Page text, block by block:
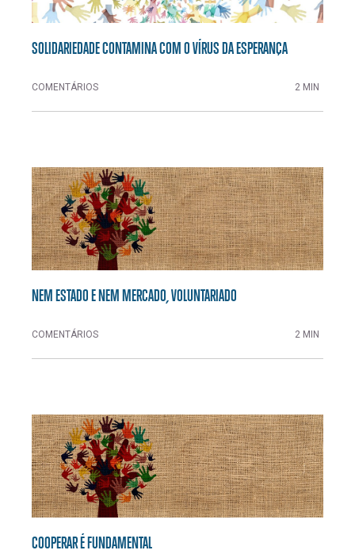
SOLIDARIEDADE CONTAMINA COM O VÍRUS DA ESPERANÇA
COMENTÁRIOS 2 MIN
NEM ESTADO E NEM MERCADO, VOLUNTARIADO
COMENTÁRIOS 2 MIN
COOPERAR É FUNDAMENTAL